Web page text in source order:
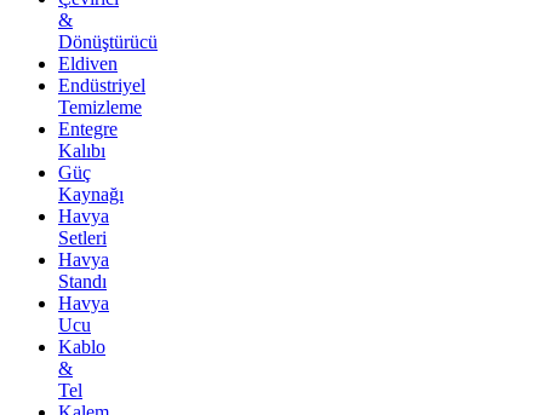
&
Dönüştürücü
Eldiven
Endüstriyel
Temizleme
Entegre
Kalıbı
Güç
Kaynağı
Havya
Setleri
Havya
Standı
Havya
Ucu
Kablo
&
Tel